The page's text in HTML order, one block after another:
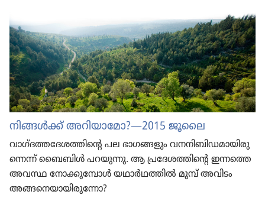
നിങ്ങൾക്ക് അറിയാമോ?—2015 ജൂലൈ
വാഗ്‌ദത്തദേശത്തിന്‍റെ പല ഭാഗങ്ങളും വനനിബിഡമായിരു
ന്നെന്ന് ബൈബിൾ പറയുന്നു. ആ പ്രദേശത്തിന്‍റെ ഇന്നത്തെ
അവസ്ഥ നോക്കുമ്പോൾ യഥാർഥത്തിൽ മുമ്പ് അവിടം
അങ്ങനെയായിരുന്നോ?